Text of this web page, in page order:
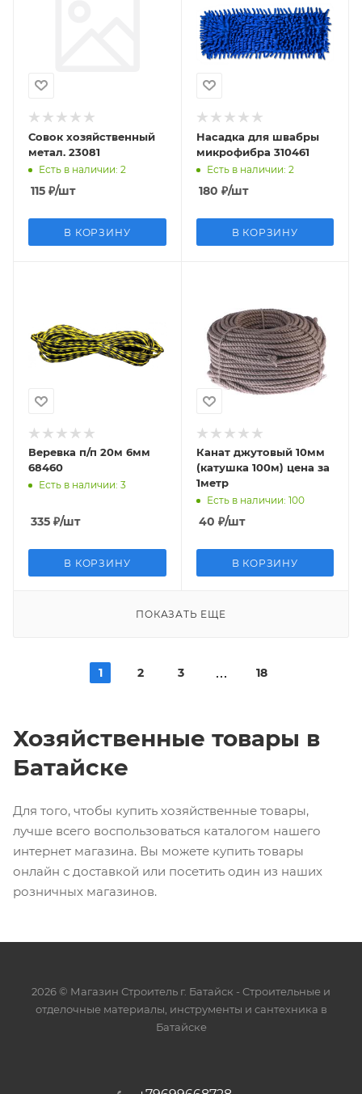
Совок хозяйственный
метал. 23081
Есть в наличии: 2
115 ₽/шт
В КОРЗИНУ
Насадка для швабры
микрофибра 310461
Есть в наличии: 2
180 ₽/шт
В КОРЗИНУ
Веревка п/п 20м 6мм
68460
Есть в наличии: 3
335 ₽/шт
В КОРЗИНУ
Канат джутовый 10мм
(катушка 100м) цена за
1метр
Есть в наличии: 100
40 ₽/шт
В КОРЗИНУ
ПОКАЗАТЬ ЕЩЕ
1 2 3 18
Хозяйственные товары в
Батайске
Для того, чтобы купить хозяйственные товары,
лучше всего воспользоваться каталогом нашего
интернет магазина. Вы можете купить товары
онлайн с доставкой или посетить один из наших
розничных магазинов.
2026 © Магазин Строитель г. Батайск - Cтроительные и
отделочные материалы, инструменты и сантехника в
Батайске